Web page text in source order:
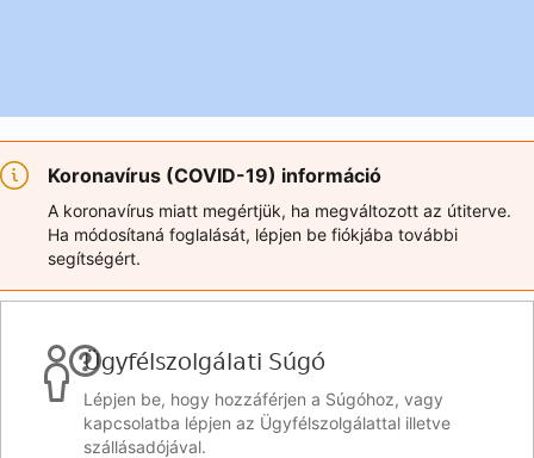
Koronavírus (COVID-19) információ
A koronavírus miatt megértjük, ha megváltozott az útiterve.
Ha módosítaná foglalását, lépjen be fiókjába további
segítségért.
Ügyfélszolgálati Súgó
Lépjen be, hogy hozzáférjen a Súgóhoz, vagy
kapcsolatba lépjen az Ügyfélszolgálattal illetve
szállásadójával.